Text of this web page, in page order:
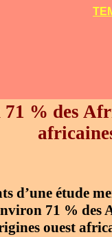
% des
d’une étude
71 % des
ouest